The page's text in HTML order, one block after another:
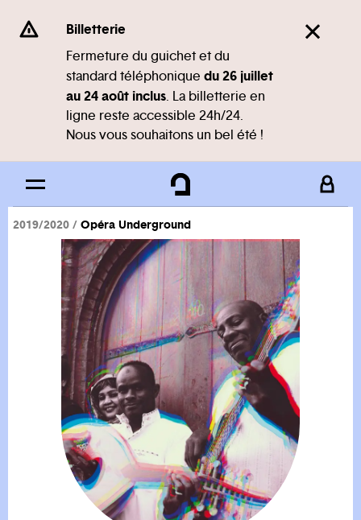
Se rendre au
Contenu principal
Pied de page
Billetterie
Fermeture du guichet et du
standard téléphonique du 26 juillet
au 24 août inclus. La billetterie en
ligne reste accessible 24h/24.
Nous vous souhaitons un bel été !
2019/2020 Opéra Underground